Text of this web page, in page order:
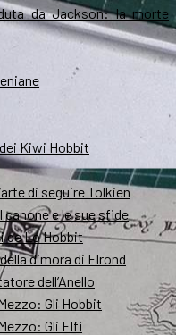
da Jackson: la morte
Kiwi Hobbit
di seguire Tolkien
e le sue sfide
de Lo Hobbit
dimora di Elrond
dell’Anello
Gli Hobbit
Gli Elfi